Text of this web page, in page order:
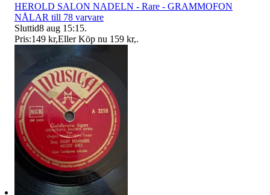
HEROLD SALON NADELN - Rare - GRAMMOFON
NÅLAR till 78 varvare
Sluttid8 aug 15:15.
Pris:149 kr,Eller Köp nu 159 kr,.